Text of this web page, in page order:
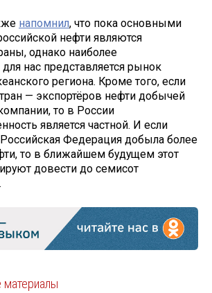
напомнил, что пока основными
нефти являются
однако наиболее
нас представляется рынок
региона. Кроме того, если
— экспортёров нефти добычей
то в России
является частной. И если
Федерация добыла более
то в ближайшем будущем этот
довести до семисот